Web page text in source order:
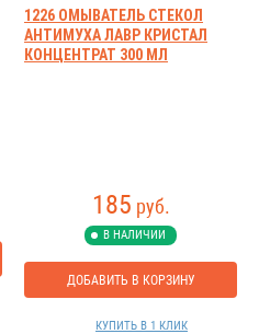
1226 ОМЫВАТЕЛЬ СТЕКОЛ
АНТИМУХА ЛАВР КРИСТАЛ
КОНЦЕНТРАТ 300 МЛ
185 руб.
В НАЛИЧИИ
ДОБАВИТЬ В КОРЗИНУ
КУПИТЬ В 1 КЛИК